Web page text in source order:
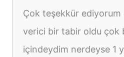
Çok teşekkür
verici bir tabir oldu çok
içindeydim nerdeyse 1